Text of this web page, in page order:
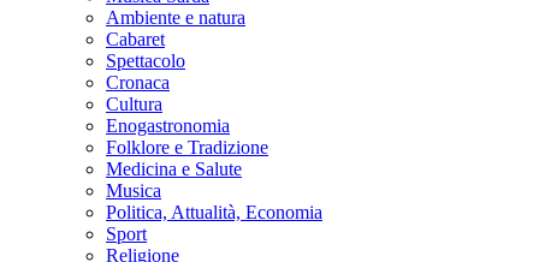
Ambiente e natura
Cabaret
Spettacolo
Cronaca
Cultura
Enogastronomia
Folklore e Tradizione
Medicina e Salute
Musica
Politica, Attualità, Economia
Sport
Religione